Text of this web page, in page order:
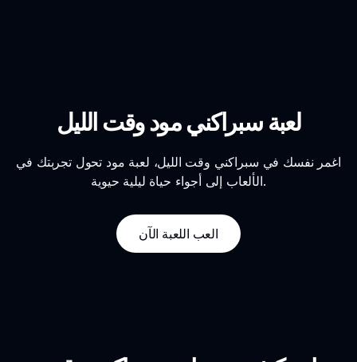
لعبة سبراكني مود وقت الليل
اغمر نفسك في سبراكني وقت الليل، لعبة مود تحول تجربتك في
الألعاب إلى أجواء حياة ليلية حيوية.
العب اللعبة الآن